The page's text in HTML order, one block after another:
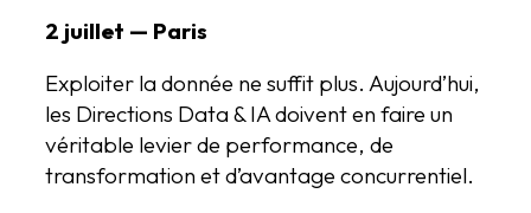
2 juillet — Paris
Exploiter la donnée ne suffit plus. Aujourd’hui,
les Directions Data & IA doivent en faire un
véritable levier de performance, de
transformation et d’avantage concurrentiel.